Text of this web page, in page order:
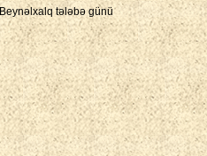
Beynəlxalq tələbə günü